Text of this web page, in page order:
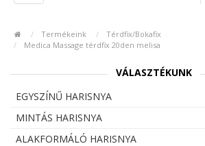
Termékeink
Térdfix/Bokafix
Medica Massage térdfix 20den melisa
VÁLASZTÉKUNK
EGYSZÍNŰ HARISNYA
MINTÁS HARISNYA
ALAKFORMÁLÓ HARISNYA